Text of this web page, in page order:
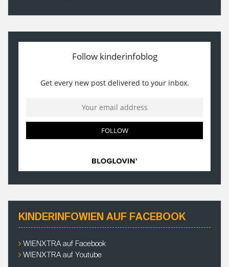
KINDERINFOWIEN AUF FACEBOOK
WIENXTRA auf Facebook
WIENXTRA auf Youtube